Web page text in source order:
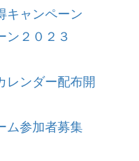
キャンペーン
ン２０２３
レンダー配布開
ム参加者募集